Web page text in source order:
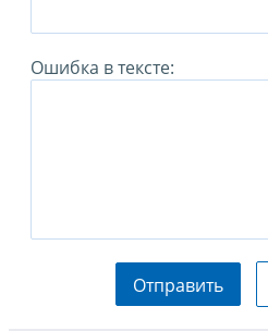
Ошибка в тексте:
Отправить